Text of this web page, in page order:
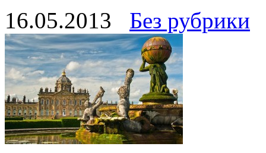
16.05.2013 Без рубрики